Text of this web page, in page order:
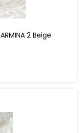
2 Beige